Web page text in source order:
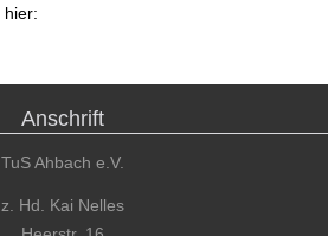
hier:
Anschrift
TuS Ahbach e.V.
z. Hd. Kai Nelles